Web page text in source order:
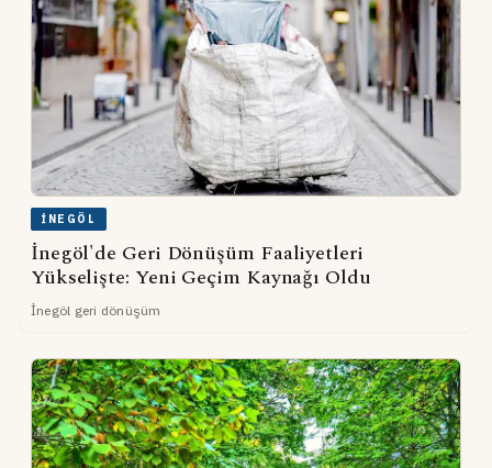
İNEGÖL
İnegöl'de Geri Dönüşüm Faaliyetleri
Yükselişte: Yeni Geçim Kaynağı Oldu
İnegöl geri dönüşüm